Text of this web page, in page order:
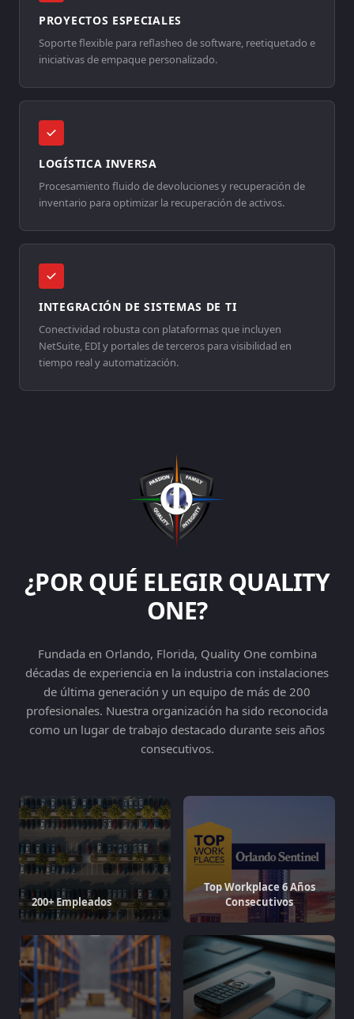
PROYECTOS ESPECIALES
Soporte flexible para reflasheo de software, reetiquetado e
iniciativas de empaque personalizado.
LOGÍSTICA INVERSA
Procesamiento fluido de devoluciones y recuperación de
inventario para optimizar la recuperación de activos.
INTEGRACIÓN DE SISTEMAS DE TI
Conectividad robusta con plataformas que incluyen
NetSuite, EDI y portales de terceros para visibilidad en
tiempo real y automatización.
¿POR QUÉ ELEGIR QUALITY
ONE?
Fundada en Orlando, Florida, Quality One combina
décadas de experiencia en la industria con instalaciones
de última generación y un equipo de más de 200
profesionales. Nuestra organización ha sido reconocida
como un lugar de trabajo destacado durante seis años
consecutivos.
200+ Empleados
Top Workplace 6 Años
Consecutivos